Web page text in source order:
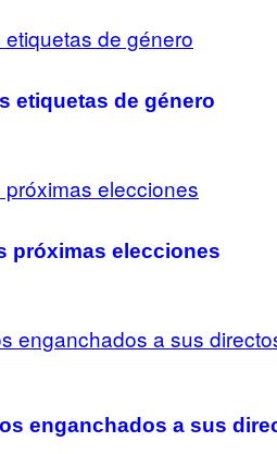
etiquetas de género
próximas elecciones
enganchados a sus